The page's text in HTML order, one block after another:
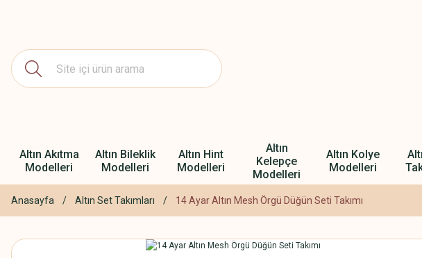
Altın Akıtma
Modelleri
Altın Bileklik
Modelleri
Altın Hint
Modelleri
Altın
Kelepçe
Modelleri
Altın Kolye
Modelleri
Anasayfa Altın Set Takımları 14 Ayar Altın Mesh Örgü Düğün Seti Takımı